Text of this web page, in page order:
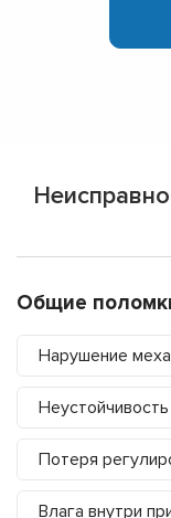
Общие
Нарушение
Потеря
Влага внутри